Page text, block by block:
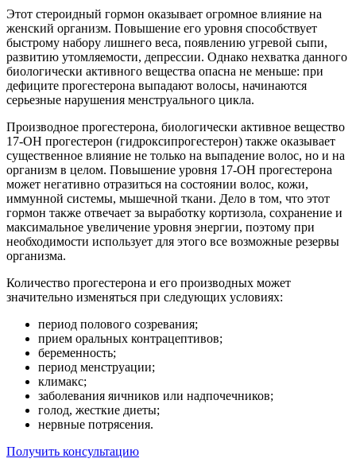
Этот стероидный гормон оказывает огромное влияние на
женский организм. Повышение его уровня способствует
быстрому набору лишнего веса, появлению угревой сыпи,
развитию утомляемости, депрессии. Однако нехватка данного
биологически активного вещества опасна не меньше: при
дефиците прогестерона выпадают волосы, начинаются
серьезные нарушения менструального цикла.
Производное прогестерона, биологически активное вещество
17-OH прогестерон (гидроксипрогестерон) также оказывает
существенное влияние не только на выпадение волос, но и на
организм в целом. Повышение уровня 17-OH прогестерона
может негативно отразиться на состоянии волос, кожи,
иммунной системы, мышечной ткани. Дело в том, что этот
гормон также отвечает за выработку кортизола, сохранение и
максимальное увеличение уровня энергии, поэтому при
необходимости использует для этого все возможные резервы
организма.
Количество прогестерона и его производных может
значительно изменяться при следующих условиях:
период полового созревания;
прием оральных контрацептивов;
беременность;
период менструации;
климакс;
заболевания яичников или надпочечников;
голод, жесткие диеты;
нервные потрясения.
Получить консультацию